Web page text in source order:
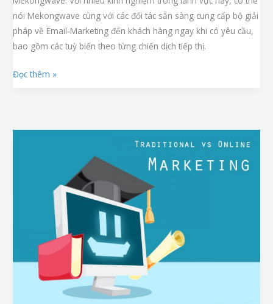
nói Mekongwave cùng với các đối tác sẵn sàng cung cấp bộ giải
pháp về Email-Marketing đến khách hàng ngay khi có yêu cầu,
bao gồm các tuỳ biến theo từng chiến dịch tiếp thị.
Đọc thêm »
Viên